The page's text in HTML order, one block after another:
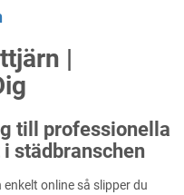
|
till professionella
städbranschen
online så slipper du